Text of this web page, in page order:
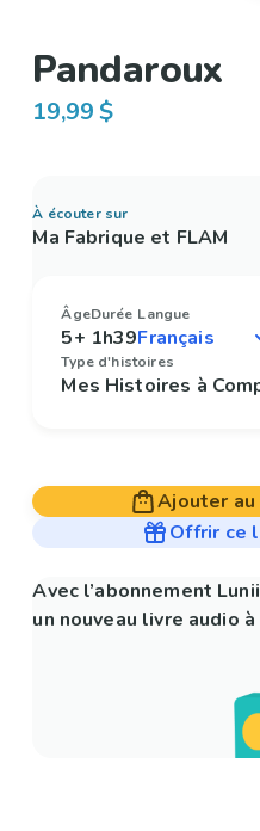
Pandaroux
19,99 $
À écouter sur
Ma Fabrique et FLAM
Âge
5+
Durée
1h39
Langue
Type d'histoires
Mes Histoires à
Ajouter au
Offrir ce
Avec l’abonnement
un nouveau livre audio